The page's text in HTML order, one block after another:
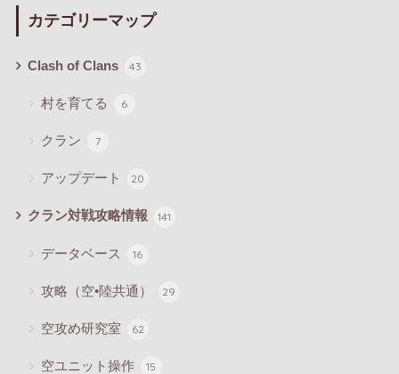
カテゴリーマップ
Clash of Clans 43
村を育てる 6
クラン 7
アップデート 20
クラン対戦攻略情報 141
データベース 16
攻略（空•陸共通） 29
空攻め研究室 62
空ユニット操作 15